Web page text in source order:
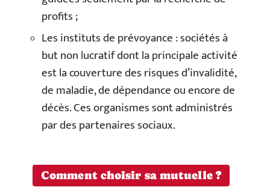
profits ;
Les instituts de prévoyance : sociétés à
but non lucratif dont la principale activité
est la couverture des risques d’invalidité,
de maladie, de dépendance ou encore de
décès. Ces organismes sontadministrés
par des partenaires sociaux.
​Comment choisir sa mutuelle ?